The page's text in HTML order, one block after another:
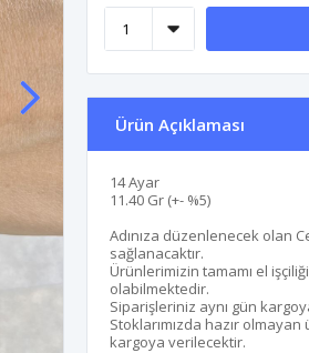
Ürün Açıklaması
14 Ayar
11.40 Gr (+- %5)
Adınıza düzenlenecek olan
sağlanacaktır.
Ürünlerimizin tamamı el
olabilmektedir.
Siparişleriniz aynı gün
Stoklarımızda hazır
kargoya verilecektir.